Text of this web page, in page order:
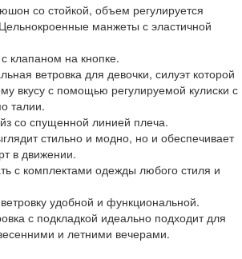
со стойкой, объем регулируется
манжеты с эластичной
клапаном на кнопке.
ветровка для девочки, силуэт которой
вкусу с помощью регулируемой кулиски с
талии.
со спущенной линией плеча.
стильно и модно, но и обеспечивает
в движении.
с комплектами одежды любого стиля и
удобной и функциональной.
с подкладкой идеально подходит для
и летними вечерами.